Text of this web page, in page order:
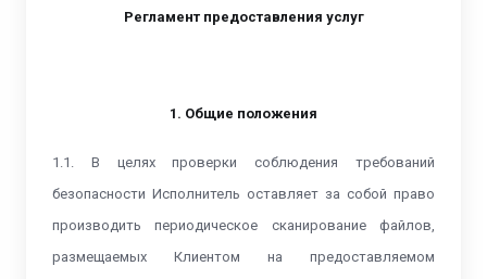
Регламент предоставления услуг
1. Общие положения
1.1. В целях проверки соблюдения требований
безопасности Исполнитель оставляет за собой право
производить периодическое сканирование файлов,
размещаемых Клиентом на предоставляемом